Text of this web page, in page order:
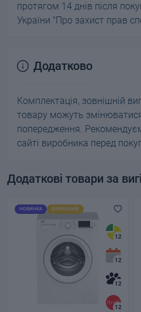
протягом 14 днів після
України "Про захист прав
Додатково
Комплектація, зовнішній
товару можуть
попередження.
сайті виробника перед
Додаткові товари за
НОВИНКА ВЖИВАНИЙ
12
12
12
12